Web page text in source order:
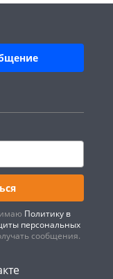
Политику в
персональных
сообщения.